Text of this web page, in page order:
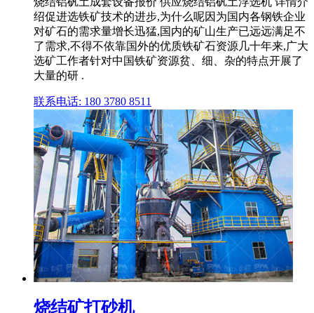
绍促进选铁矿技术的进步,为什么呢因为国内各钢铁企业
对矿石的需求量增长迅猛,国内的矿山生产已远远满足不
了需求,不得不依靠国外的优质铁矿石资源几十年来,广大
选矿工作者针对中国铁矿资源贫、细、杂的特点开展了
大量的研 .
联系电话: 180 3780 8511
烧结矿打砂机